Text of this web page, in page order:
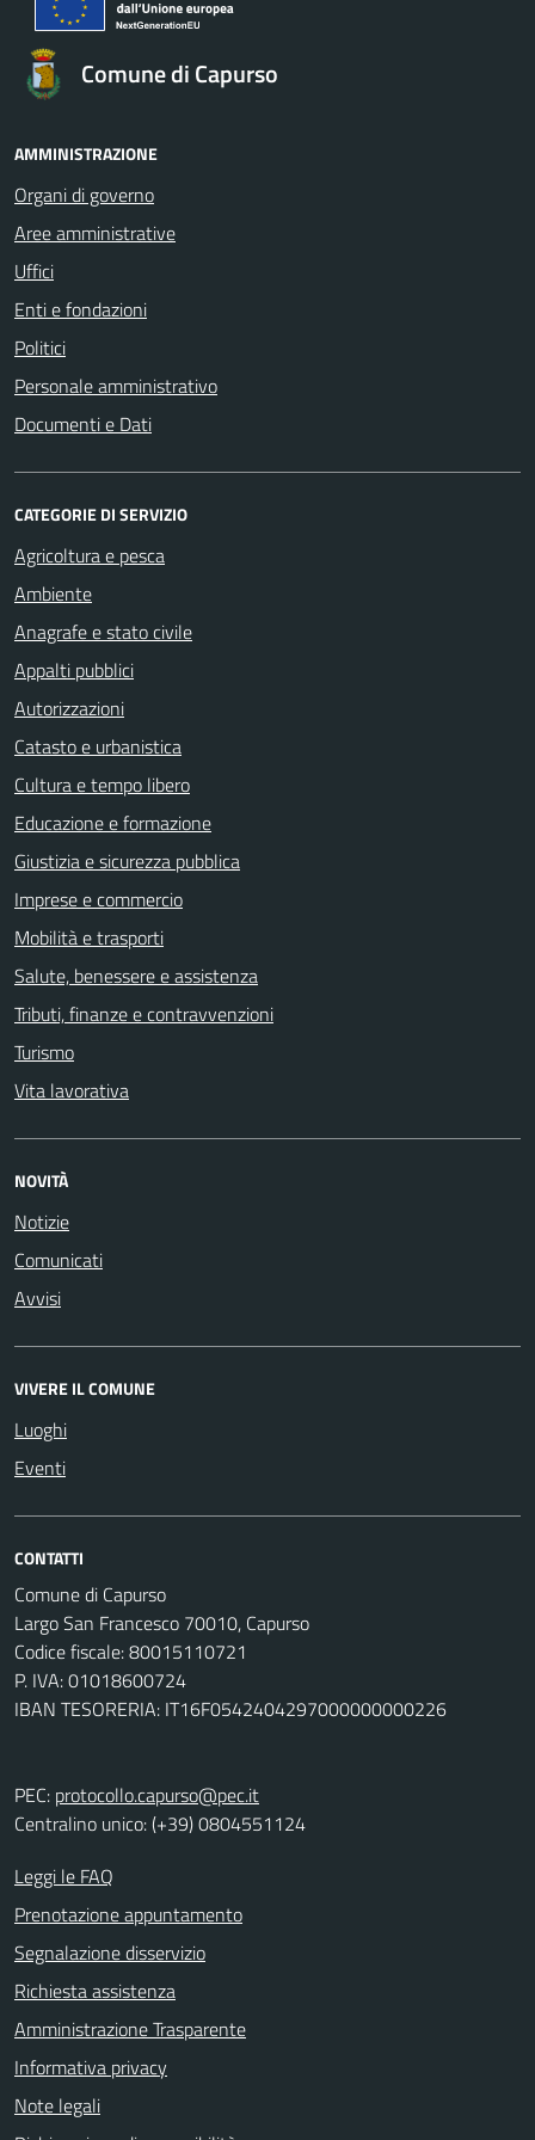
Comune di Capurso
AMMINISTRAZIONE
Organi di governo
Aree amministrative
Uffici
Enti e fondazioni
Politici
Personale amministrativo
Documenti e Dati
CATEGORIE DI SERVIZIO
Agricoltura e pesca
Ambiente
Anagrafe e stato civile
Appalti pubblici
Autorizzazioni
Catasto e urbanistica
Cultura e tempo libero
Educazione e formazione
Giustizia e sicurezza pubblica
Imprese e commercio
Mobilità e trasporti
Salute, benessere e assistenza
Tributi, finanze e contravvenzioni
Turismo
Vita lavorativa
NOVITÀ
Notizie
Comunicati
Avvisi
VIVERE IL COMUNE
Luoghi
Eventi
CONTATTI
Comune di Capurso
Largo San Francesco 70010, Capurso
Codice fiscale: 80015110721
P. IVA: 01018600724
IBAN TESORERIA: IT16F0542404297000000000226
PEC: protocollo.capurso@pec.it
Centralino unico: (+39) 0804551124
Leggi le FAQ
Prenotazione appuntamento
Segnalazione disservizio
Richiesta assistenza
Amministrazione Trasparente
Informativa privacy
Note legali